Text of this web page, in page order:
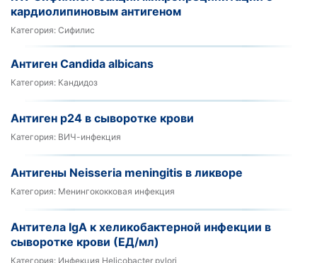
кардиолипиновым антигеном
Категория: Сифилис
Антиген Candida albicans
Категория: Кандидоз
Антиген р24 в сыворотке крови
Категория: ВИЧ-инфекция
Антигены Neisseria meningitis в ликворе
Категория: Менингококковая инфекция
Антитела IgA к хеликобактерной инфекции в
сыворотке крови (ЕД/мл)
Категория: Инфекция Helicobacter pylori